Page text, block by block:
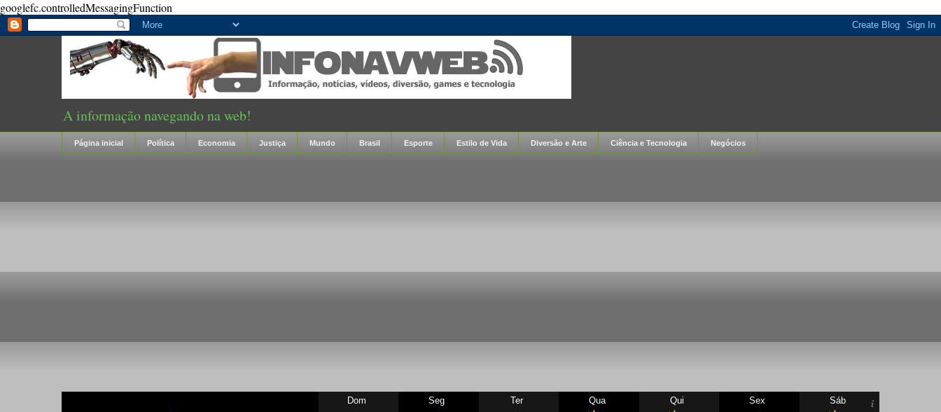
googlefc.controlledMessagingFunction
A informação navegando na web!
Página inicial Política Economia Justiça Mundo Brasil Esporte Estilo de Vida Diversão e Arte Ciência e Tecnologia Negócios
Dom Seg Ter Qua Qui Sex Sáb